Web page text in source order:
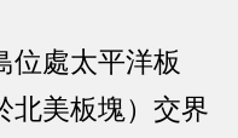
位處太平洋板
北美板塊）交界